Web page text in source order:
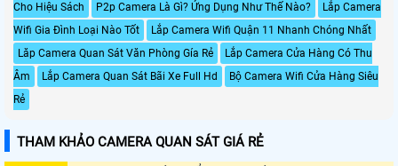
Cho Hiệu Sách
P2p Camera Là Gì? Ứng Dụng Như Thế Nào?
Lắp Camera
Wifi Gia Đình Loại Nào Tốt
Lắp Camera Wifi Quận 11 Nhanh Chóng Nhất
Lăp Camera Quan Sát Văn Phòng Gía Rẻ
Lắp Camera Cửa Hàng Có Thu
Âm
Lắp Camera Quan Sát Bãi Xe Full Hd
Bộ Camera Wifi Cửa Hàng Siêu
Rẻ
THAM KHẢO CAMERA QUAN SÁT GIÁ RẺ